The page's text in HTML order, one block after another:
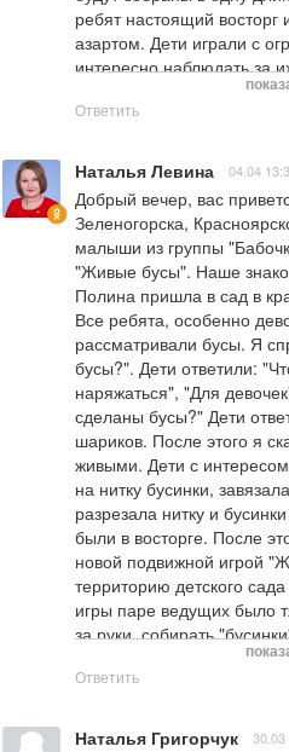
ребят настоящий
азартом. Дети играли с
интересно наблюдать за
попадался в цепочку
смекалистыми
умение работать в
положительных эмоций.
Ответить
Наталья Левина 04.04
Добрый вечер, вас
Зеленогорска,
малыши из группы
"Живые бусы". Наше
Полина пришла в сад в
Все ребята, особенно
рассматривали бусы. Я
бусы?". Дети ответили:
наряжаться", "Для
сделаны бусы?" Дети
шариков. После этого я
живыми. Дети с
на нитку бусинки,
разрезала нитку и
были в восторге. После
новой подвижной игрой
территорию детского
игры паре ведущих было
за руки, собирать
собиралось в бусы тем,
Игра развивает
Ответить
Наталья Григорчук 30.03